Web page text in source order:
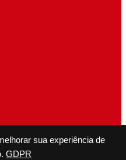
sua experiência de
GDPR